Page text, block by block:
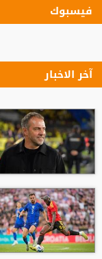
فيسبوك
آخر الاخبار